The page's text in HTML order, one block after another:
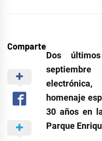
Comparte
Dos
homenaje
30 años en
Parque